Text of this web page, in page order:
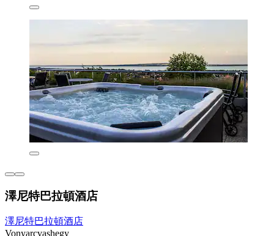
澤尼特巴拉頓酒店
澤尼特巴拉頓酒店
Vonyarcvashegy